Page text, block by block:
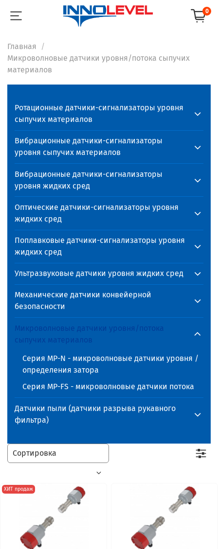
0
Главная
Микроволновые датчики уровня/потока сыпучих
материалов
ХИТ продаж
Ротационные датчики-сигнализаторы уровня
сыпучих материалов
Вибрационные датчики-сигнализаторы
уровня сыпучих материалов
Вибрационные датчики-сигнализаторы
уровня жидких сред
Оптические датчики-сигнализаторы уровня
жидких сред
Поплавковые датчики-сигнализаторы уровня
жидких сред
Ультразвуковые датчики уровня жидких сред
Механические датчики конвейерной
безопасности
Микроволновые датчики уровня/потока
сыпучих материалов
Серия MP-N - микроволновые датчики уровня /
определения затора
Серия MP-FS - микроволновые датчики потока
Датчики пыли (датчики разрыва рукавного
фильтра)